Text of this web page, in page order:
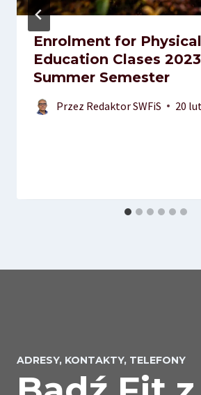
Enrolment for Physical
Education Clases
Summer Semester
Przez Redaktor SWFiS 20
ADRESY, KONTAKTY, TELEFONY